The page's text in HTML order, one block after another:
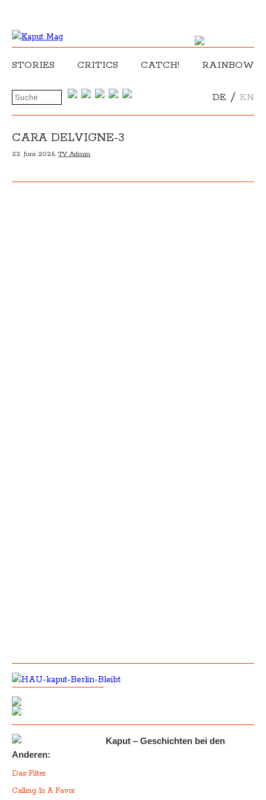
STORIES CRITICS CATCH! RAINBOW
DE / EN
CARA DELVIGNE-3
22. Juni 2026, TV Admin
Kaput – Geschichten bei den
Anderen:
Das Filter
Calling In A Favor